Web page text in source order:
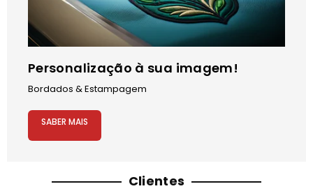
Personalização à sua imagem!
Bordados & Estampagem
SABER MAIS
Clientes